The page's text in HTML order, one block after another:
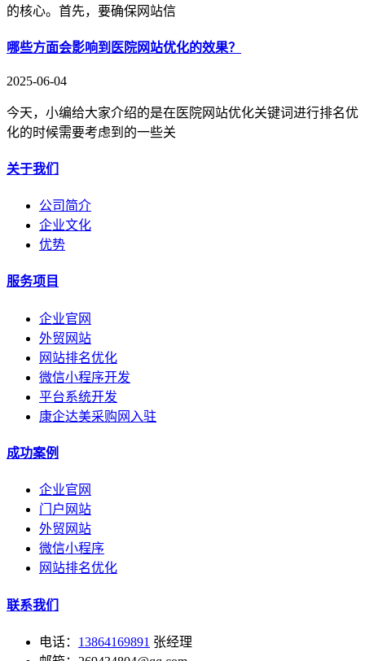
的核心。首先，要确保网站信
哪些方面会影响到医院网站优化的效果？
2025-06-04
今天，小编给大家介绍的是在医院网站优化关键词进行排名优
化的时候需要考虑到的一些关
关于我们
公司简介
企业文化
优势
服务项目
企业官网
外贸网站
网站排名优化
微信小程序开发
平台系统开发
康企达美采购网入驻
成功案例
企业官网
门户网站
外贸网站
微信小程序
网站排名优化
联系我们
电话： 13864169891 张经理